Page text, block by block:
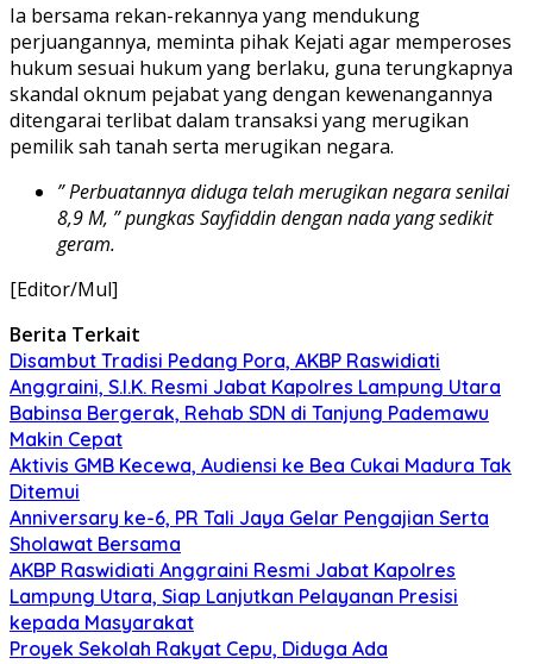
Ia bersama rekan-rekannya yang mendukung
perjuangannya, meminta pihak Kejati agar memperoses
hukum sesuai hukum yang berlaku, guna terungkapnya
skandal oknum pejabat yang dengan kewenangannya
ditengarai terlibat dalam transaksi yang merugikan
pemilik sah tanah serta merugikan negara.
” Perbuatannya diduga telah merugikan negara senilai
8,9 M, ” pungkas Sayfiddin dengan nada yang sedikit
geram.
[Editor/Mul]
Berita Terkait
Disambut Tradisi Pedang Pora, AKBP Raswidiati
Anggraini, S.I.K. Resmi Jabat Kapolres Lampung Utara
Babinsa Bergerak, Rehab SDN di Tanjung Pademawu
Makin Cepat
Aktivis GMB Kecewa, Audiensi ke Bea Cukai Madura Tak
Ditemui
Anniversary ke-6, PR Tali Jaya Gelar Pengajian Serta
Sholawat Bersama
AKBP Raswidiati Anggraini Resmi Jabat Kapolres
Lampung Utara, Siap Lanjutkan Pelayanan Presisi
kepada Masyarakat
Proyek Sekolah Rakyat Cepu, Diduga Ada